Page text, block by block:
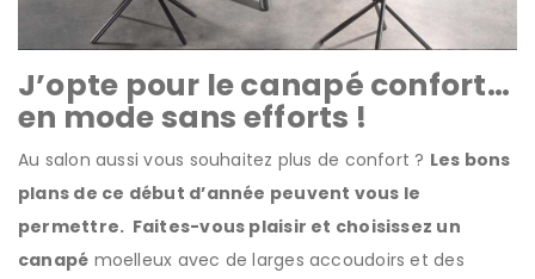
J’opte pour le canapé confort…
en mode sans efforts !
Au salon aussi vous souhaitez plus de confort ? Les bons
plans de ce début d’année peuvent vous le
permettre. Faites-vous plaisir et choisissez un
canapé moelleux avec de larges accoudoirs et des